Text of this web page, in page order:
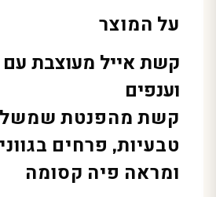
על המוצר
קשת אייל מעוצבת
וענפים
קשת מהפנטת
טבעיות, פרחים
ומראה פיה קסומה